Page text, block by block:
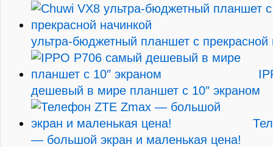
ультра-бюджетный планшет с прекрасной
дешевый в мире планшет с 10″ экраном
— большой экран и маленькая цена!